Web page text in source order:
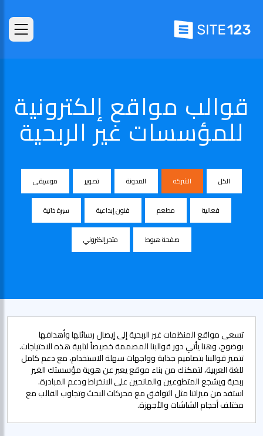
قوالب مواقع إلكترونية
للمؤسسات غير الربحية
الكل الشركة المدونة تصوير موسيقى
فعالية مطعم فنون إبداعية سيرة ذاتية
صفحة هبوط متجر إلكتروني
تسعى مواقع المنظمات غير الربحية إلى إيصال رسائلها وأهدافها
بوضوح، وهنا يأتي دور قوالبنا المصممة خصيصاً لتلبية هذه الاحتياجات.
تتميز قوالبنا بتصاميم جذابة وواجهات سهلة الاستخدام، مع دعم كامل
للغة العربية، لتمكنك من بناء موقع يعبر عن هوية مؤسستك الغير
ربحية ويشجع المتطوعين والمانحين على الانخراط ودعم المبادرة.
استفد من ميزاتنا مثل التوافق مع محركات البحث وتجاوب القالب مع
مختلف أحجام الشاشات والأجهزة.